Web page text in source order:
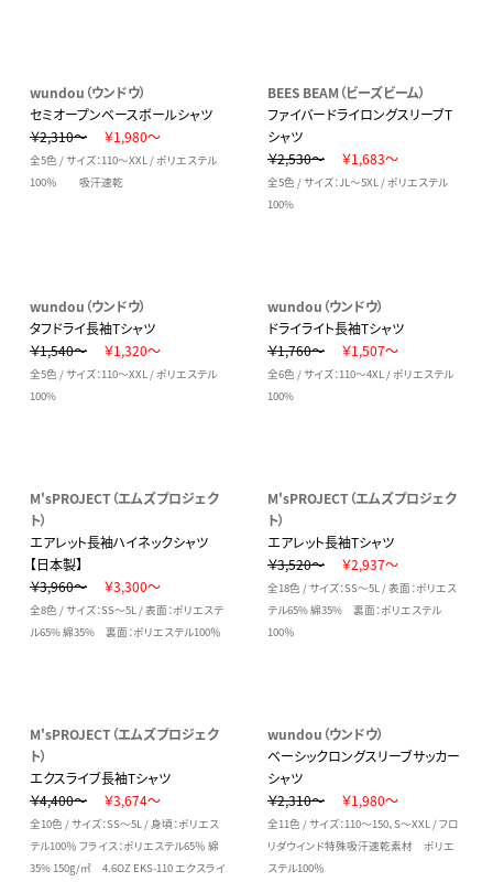
wundou（ウンドウ）
セミオープンベースボールシャツ
￥2,310～
￥1,980～
全5色 / サイズ：110～XXL / ポリエステル
100％ 吸汗速乾
BEES BEAM（ビーズビーム）
ファイバードライロングスリーブT
シャツ
￥2,530～
￥1,683～
全5色 / サイズ：JL～5XL / ポリエステル
100%
wundou（ウンドウ）
タフドライ長袖Tシャツ
￥1,540～
￥1,320～
全5色 / サイズ：110～XXL / ポリエステル
100%
wundou（ウンドウ）
ドライライト長袖Tシャツ
￥1,760～
￥1,507～
全6色 / サイズ：110～4XL / ポリエステル
100%
M'sPROJECT（エムズプロジェク
ト）
エアレット長袖ハイネックシャツ
【日本製】
￥3,960～
￥3,300～
全8色 / サイズ：SS～5L / 表面：ポリエステ
ル65% 綿35% 裏面：ポリエステル100％
M'sPROJECT（エムズプロジェク
ト）
エアレット長袖Tシャツ
￥3,520～
￥2,937～
全18色 / サイズ：SS～5L / 表面：ポリエス
テル65% 綿35% 裏面：ポリエステル
100％
M'sPROJECT（エムズプロジェク
ト）
エクスライブ長袖Tシャツ
￥4,400～
￥3,674～
全10色 / サイズ：SS～5L / 身頃：ポリエス
テル100％ フライス：ポリエステル65％ 綿
35% 150g/㎡ 4.6OZ EKS-110 エクスライ
wundou（ウンドウ）
ベーシックロングスリーブサッカー
シャツ
￥2,310～
￥1,980～
全11色 / サイズ：110～150、S～XXL / フロ
リダウインド特殊吸汗速乾素材 ポリエ
ステル100％